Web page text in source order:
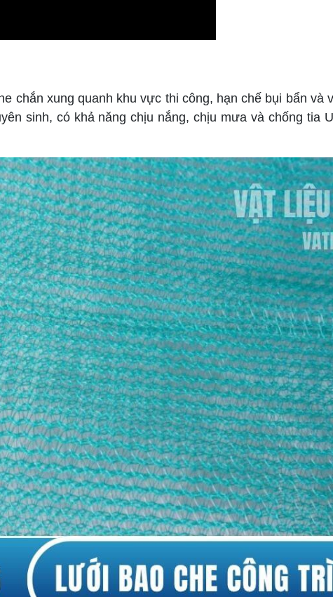
chắn xung quanh khu vực thi công, hạn chế bụi bẩn và
sinh, có khả năng chịu nắng, chịu mưa và chống tia